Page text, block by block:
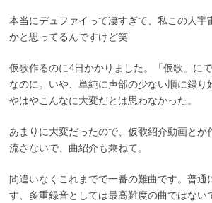
本当にデュファイって凄すぎて、私この人宇
かと思ってるんですけど笑
仮歌作るのに4日かかりました。「仮歌」に
なのに。いや、単純に声部の少ない順に録り
やはやこんなに大変だとは思わなかった。
あまりに大変だったので、仮歌紹介動画とか
流さないで、曲紹介も兼ねて。
間違いなくこれまでで一番の難曲です。普通
す、多重録音としては最高難度の曲ではない